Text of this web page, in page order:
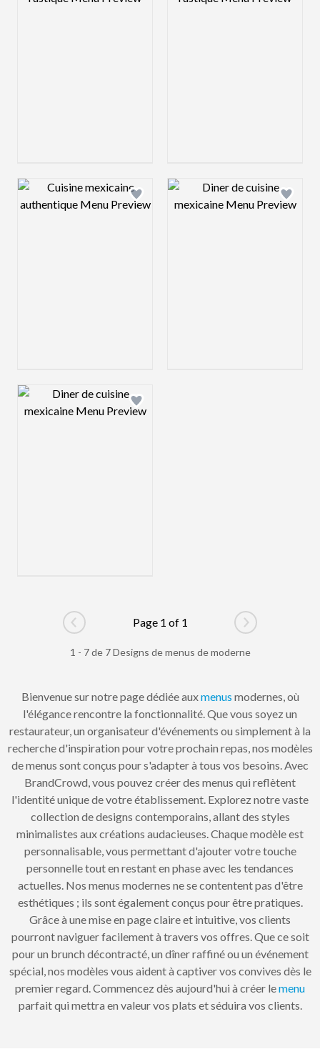
Design preview image Design preview
Design preview image
Go to previous page
Page 1 of 1
Go to next
1 - 7 de 7 Designs de menus de moderne
Bienvenue sur notre page dédiée auxmenus modernes, où
l'élégance rencontre la fonctionnalité. Que vous soyez un
restaurateur, un organisateur d'événements ou simplement à la
recherche d'inspiration pour votre prochain repas, nos modèles
de menus sont conçus pour s'adapter à tous vos besoins. Avec
BrandCrowd, vous pouvez créer des menus qui reflètent
l'identité unique de votre établissement. Explorez notre vaste
collection de designs contemporains, allant des styles
minimalistes aux créations audacieuses. Chaque modèle est
personnalisable, vous permettant d'ajouter votre touche
personnelle tout en restant en phase avec les tendances
actuelles. Nos menus modernes ne se contentent pas d'être
esthétiques ; ils sont également conçus pour être pratiques.
Grâce à une mise en page claire et intuitive, vos clients
pourront naviguer facilement à travers vos offres. Que ce soit
pour un brunch décontracté, un dîner raffiné ou un événement
spécial, nos modèles vous aident à captiver vos convives dès le
premier regard. Commencez dès aujourd'hui à créer lemenu
parfait qui mettra en valeur vos plats et séduira vos clients.